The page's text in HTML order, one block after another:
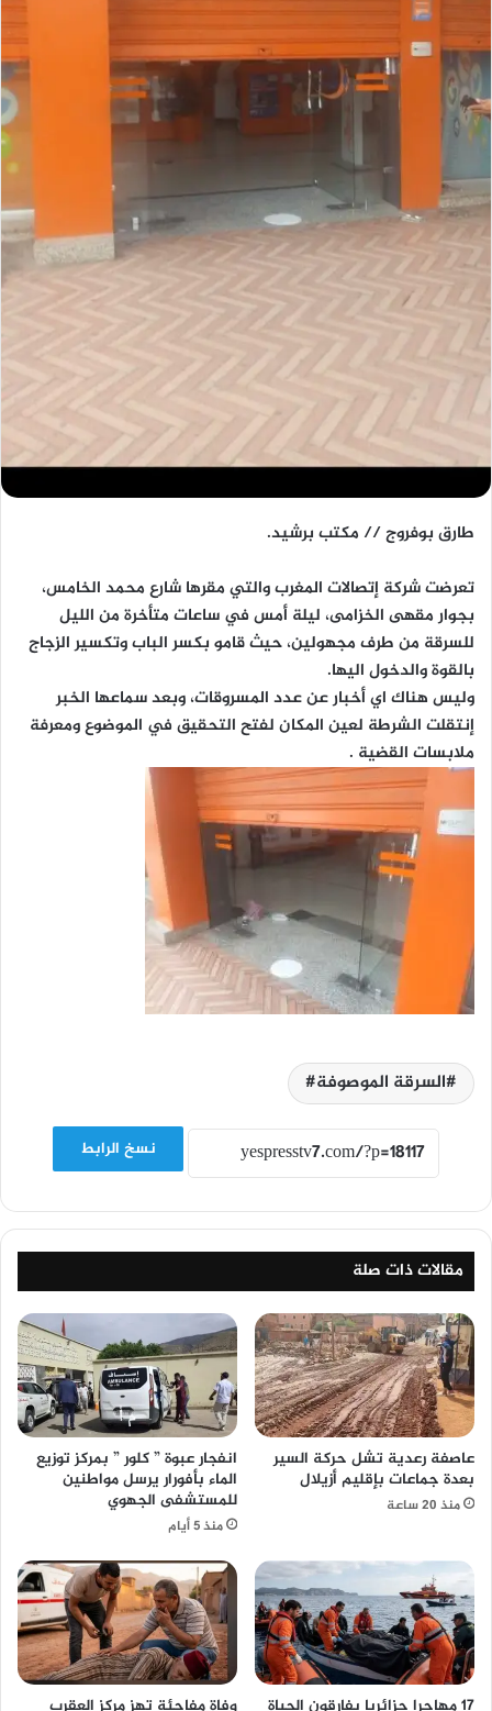
طارق بوفروج // مكتب برشيد.
تعرضت شركة إتصالات المغرب والتي مقرها شارع محمد الخامس،
بجوار مقهى الخزامى، ليلة أمس في ساعات متأخرة من الليل
للسرقة من طرف مجهولين، حيث قامو بكسر الباب وتكسير الزجاج
بالقوة والدخول اليها.
وليس هناك اي أخبار عن عدد المسروقات، وبعد سماعها الخبر
إنتقلت الشرطة لعين المكان لفتح التحقيق في الموضوع ومعرفة
ملابسات القضية .
السرقة الموصوفة#
نسخ الرابط
مقالات ذات صلة
عاصفة رعدية تشل حركة السير
بعدة جماعات بإقليم أزيلال
منذ 20 ساعة
انفجار عبوة ” كلور ” بمركز توزيع
الماء بأفورار يرسل مواطنين
للمستشفى الجهوي
منذ 5 أيام